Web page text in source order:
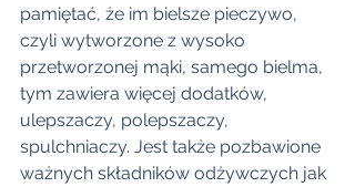
pamiętać, że im bielsze pieczywo,
czyli wytworzone z wysoko
przetworzonej mąki, samego bielma,
tym zawiera więcej dodatków,
ulepszaczy, polepszaczy,
spulchniaczy. Jest także pozbawione
ważnych składników odżywczych jak